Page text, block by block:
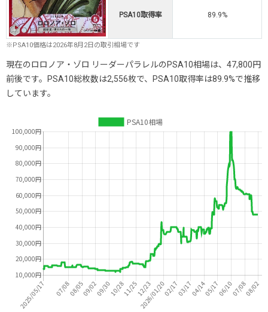
2025.11.5
6,500円 7,980円
2025.10.25
6,500円
2025.10.15
6,000円 7,480円
12,500円
PSA10取得率 89.9%
※PSA10価格は2026年8月2日の取引相場です
現在のロロノア・ゾロ リーダーパラレルのPSA10相場は、47,800円
前後です。PSA10総枚数は2,556枚で、PSA10取得率は89.9%で推移
しています。